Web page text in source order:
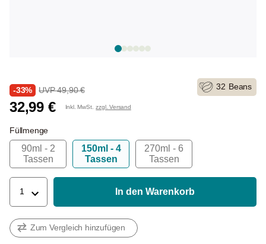
-33% UVP 49,90 €
32,99 € Inkl. MwSt. zzgl. Versand
32 Beans
Füllmenge
90ml - 2
Tassen
150ml - 4
Tassen
270ml - 6
Tassen
1 In den Warenkorb
Zum Vergleich hinzufügen